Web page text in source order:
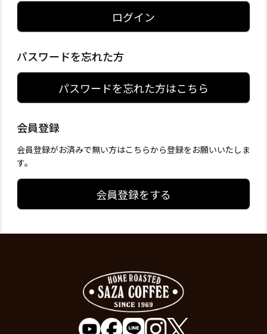
ログイン
パスワードを忘れた方
パスワードを忘れた方はこちら
会員登録
会員登録がお済みで無い方はこちらから登録をお願いいたしま
す。
会員登録をする